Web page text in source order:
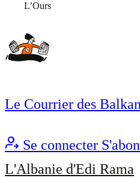
L’Ours
Le Courrier des
Se connecter
L'Albanie d'Edi Rama